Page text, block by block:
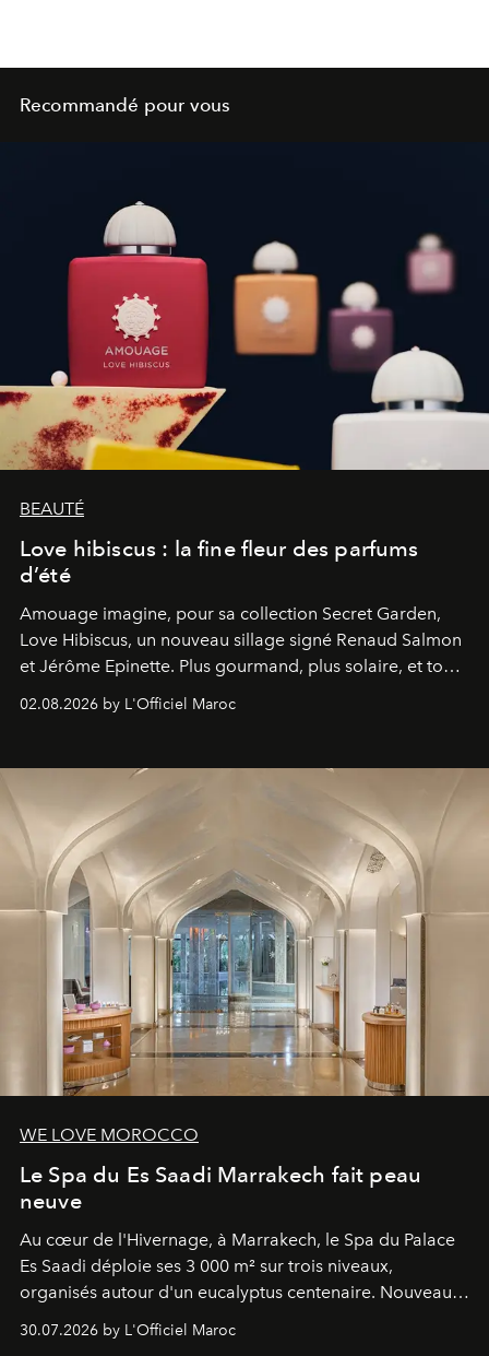
Recommandé pour vous
BEAUTÉ
Love hibiscus : la fine fleur des parfums
d’été
Amouage imagine, pour sa collection Secret Garden,
Love Hibiscus, un nouveau sillage signé Renaud Salmon
et Jérôme Epinette. Plus gourmand, plus solaire, et tout
à fait irrésistible.
02.08.2026 by L'Officiel Maroc
WE LOVE MOROCCO
Le Spa du Es Saadi Marrakech fait peau
neuve
Au cœur de l'Hivernage, à Marrakech, le Spa du Palace
Es Saadi déploie ses 3 000 m² sur trois niveaux,
organisés autour d'un eucalyptus centenaire. Nouveau
Lobby Bien-Être et Beauté, exclusivité mondiale en
neuro-cosmétique, parcours thermal et studio dédié au
30.07.2026 by L'Officiel Maroc